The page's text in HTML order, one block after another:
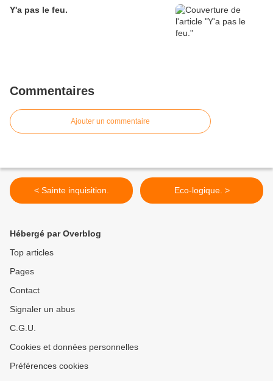
Y'a pas le feu.
Commentaires
Ajouter un commentaire
< Sainte inquisition. Eco-logique. >
Hébergé par Overblog
Top articles
Pages
Contact
Signaler un abus
C.G.U.
Cookies et données personnelles
Préférences cookies